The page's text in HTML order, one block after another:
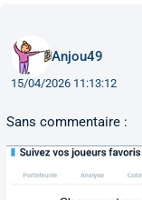
Anjou49
15/04/2026 11:13:12
Sans commentaire :